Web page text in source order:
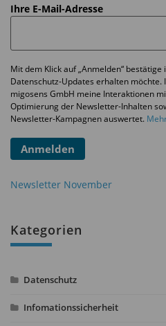
Ihre E-Mail-Adresse
Mit dem Klick auf „Anmelden“ bestätige
Datenschutz-Updates erhalten möchte.
migosens GmbH meine Interaktionen
Optimierung der Newsletter-Inhalten
Newsletter-Kampagnen auswertet.
Anmelden
Newsletter November
Kategorien
Datenschutz
Infomationssicherheit